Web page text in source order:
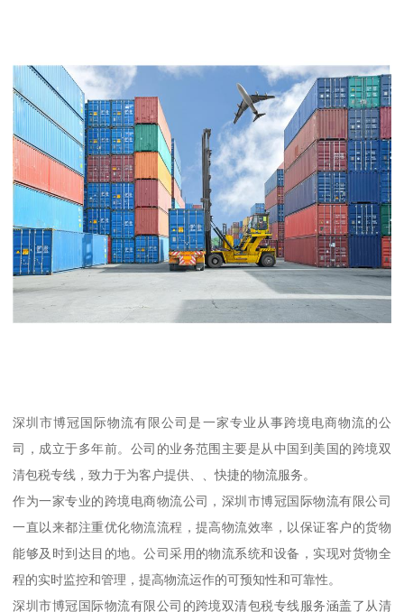
深圳市博冠国际物流有限公司是一家专业从事跨境电商物流的公
司，成立于多年前。公司的业务范围主要是从中国到美国的跨境双
清包税专线，致力于为客户提供、、快捷的物流服务。
作为一家专业的跨境电商物流公司，深圳市博冠国际物流有限公司
一直以来都注重优化物流流程，提高物流效率，以保证客户的货物
能够及时到达目的地。公司采用的物流系统和设备，实现对货物全
程的实时监控和管理，提高物流运作的可预知性和可靠性。
深圳市博冠国际物流有限公司的跨境双清包税专线服务涵盖了从清